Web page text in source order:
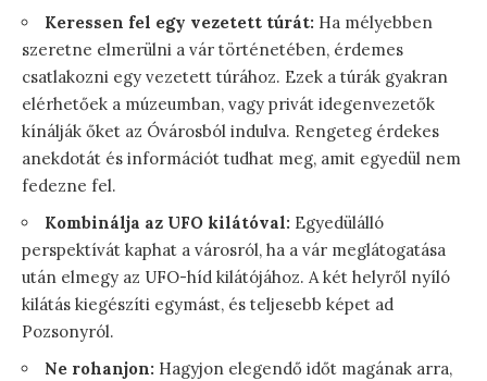
Keressen fel egy vezetett túrát: Ha mélyebben
szeretne elmerülni a vár történetében, érdemes
csatlakozni egy vezetett túrához. Ezek a túrák gyakran
elérhetőek a múzeumban, vagy privát idegenvezetők
kínálják őket az Óvárosból indulva. Rengeteg érdekes
anekdotát és információt tudhat meg, amit egyedül nem
fedezne fel.
Kombinálja az UFO kilátóval: Egyedülálló
perspektívát kaphat a városról, ha a vár meglátogatása
után elmegy az UFO-híd kilátójához. A két helyről nyíló
kilátás kiegészíti egymást, és teljesebb képet ad
Pozsonyról.
Ne rohanjon: Hagyjon elegendő időt magának arra,